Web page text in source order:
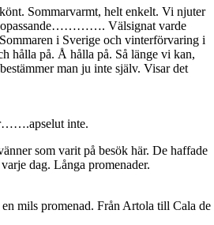
Sommarvarmt, helt enkelt. Vi njuter
opassande…………. Välsignat varde
i Sverige och vinterförvaring i
hålla på. Å hålla på. Så länge vi kan,
man ju inte själv. Visar det
inte.
som varit på besök här. De haffade
dag. Långa promenader.
mils promenad. Från Artola till Cala